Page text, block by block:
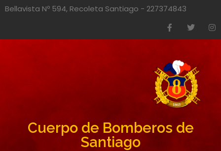
Bellavista Nº 594, Recoleta Santiago - 227374843
Cuerpo de Bomberos de
Santiago